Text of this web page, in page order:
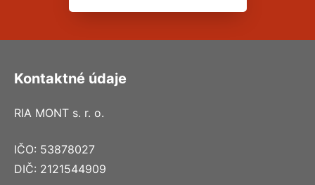
Kontaktné údaje
RIA MONT s. r. o.
IČO: 53878027
DIČ: 2121544909